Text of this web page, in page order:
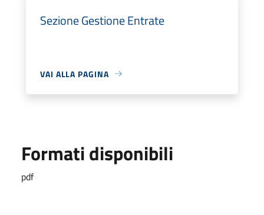
Sezione Gestione Entrate
VAI ALLA PAGINA
Formati disponibili
pdf